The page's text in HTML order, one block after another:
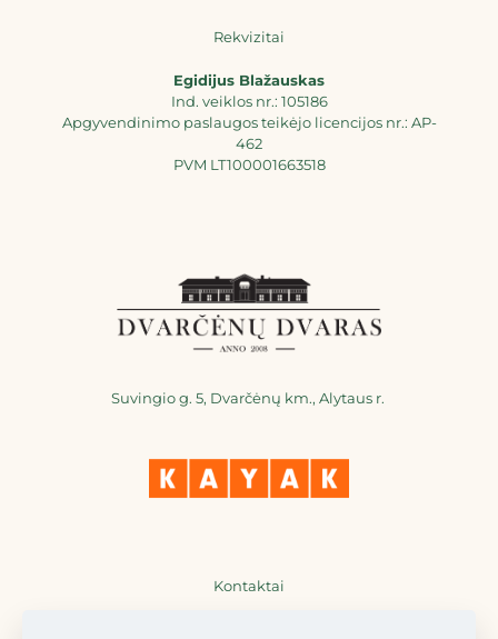
Rekvizitai
Egidijus Blažauskas
Ind. veiklos nr.: 105186
Apgyvendinimo paslaugos teikėjo licencijos nr.: AP-
462
PVM LT100001663518
Suvingio g. 5, Dvarčėnų km., Alytaus r.
Kontaktai